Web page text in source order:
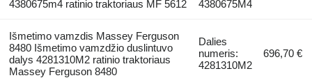
4380675m4 ratinio traktoriaus MF 5612
4380675M4
Išmetimo vamzdis Massey Ferguson
8480 Išmetimo vamzdžio duslintuvo
dalys 4281310M2 ratinio traktoriaus
Massey Ferguson 8480
Dalies
numeris:
4281310M2
696,70 €